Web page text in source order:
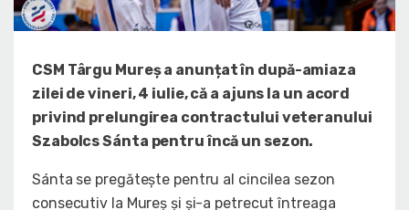
CSM Târgu Mureș a anunțat în după-amiaza
zilei de vineri, 4 iulie, că a ajuns la un acord
privind prelungirea contractului veteranului
Szabolcs Sánta pentru încă un sezon.
Sánta se pregătește pentru al cincilea sezon
consecutiv la Mureș și și-a petrecut întreaga